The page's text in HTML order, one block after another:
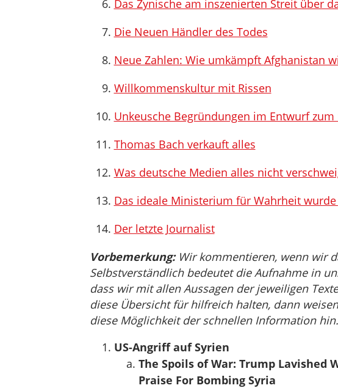
Das Zynische am inszenierten Streit über
Die Neuen Händler des Todes
Neue Zahlen: Wie umkämpft Afghanistan
Willkommenskultur mit Rissen
Unkeusche Begründungen im Entwurf zum
Thomas Bach verkauft alles
Was deutsche Medien alles nicht
Das ideale Ministerium für Wahrheit
Der letzte Journalist
Vorbemerkung:Wir kommentieren, wenn wir
Selbstverständlich bedeutet die Aufnahme in
dass wir mit allen Aussagen der jeweiligen
diese Übersicht für hilfreich halten, dann
diese Möglichkeit der schnellen Information hin.
US-Angriff auf Syrien
The Spoils of War: Trump Lavished
Praise For Bombing Syria